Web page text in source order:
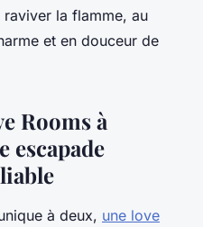
la flamme, au
et en douceur de
Rooms à
escapade
à deux, une love